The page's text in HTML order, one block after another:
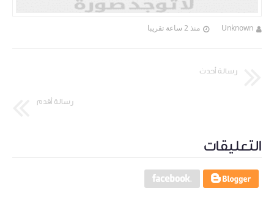
Unknown منذ 2 ساعة تقريبا
رسالة أحدث
رسالة أقدم
التعليقات